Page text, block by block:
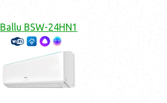
Ballu BSW-24HN1